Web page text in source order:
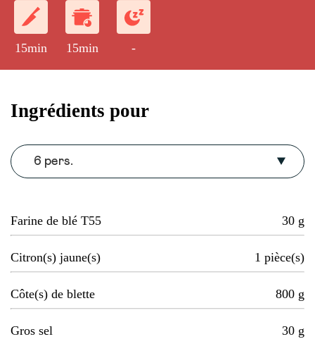
15min 15min -
Ingrédients pour
6 pers.
Farine de blé T55 30 g
Citron(s) jaune(s) 1 pièce(s)
Côte(s) de blette 800 g
Gros sel 30 g